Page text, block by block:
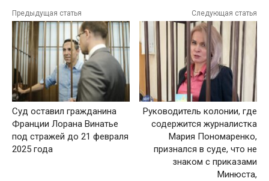
Предыдущая статья
Суд оставил гражданина
Франции Лорана Винатье
под стражей до 21 февраля
2025 года
Следующая статья
Руководитель колонии, где
содержится журналистка
Мария Пономаренко,
признался в суде, что не
знаком с приказами
Минюста,